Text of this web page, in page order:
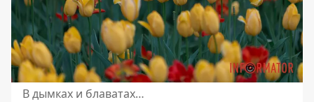
В дымках и блаватах…